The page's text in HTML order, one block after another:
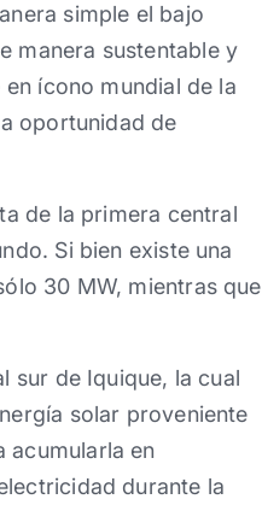
simple el bajo
manera sustentable y
ícono mundial de la
oportunidad de
de la primera central
Si bien existe una
30 MW, mientras que
sur de Iquique, la cual
solar proveniente
acumularla en
durante la